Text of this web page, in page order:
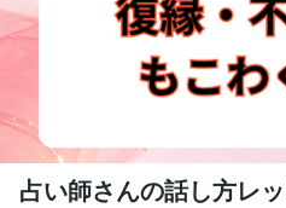
占い師さんの話し方レ